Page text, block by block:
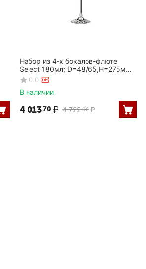
Набор из 4-х бокалов-флюте
Select 180мл; D=48/65,H=275мм,
Rona
0.0
В наличии
4 722 00 ₽
4 01370 ₽